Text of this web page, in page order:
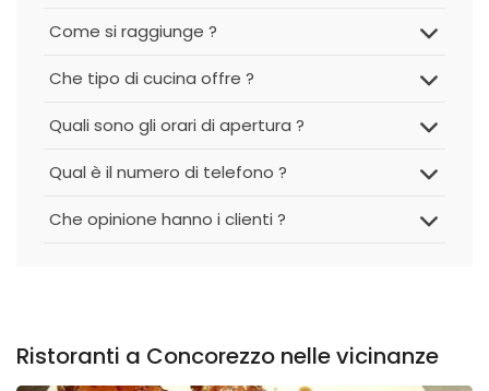
Come si raggiunge ?
Che tipo di cucina offre ?
Quali sono gli orari di apertura ?
Qual è il numero di telefono ?
Che opinione hanno i clienti ?
Ristoranti a Concorezzo nelle vicinanze